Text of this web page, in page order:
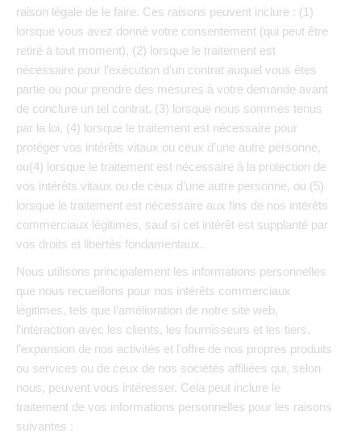
raison légale de le faire. Ces raisons peuvent inclure : (1)
lorsque vous avez donné votre consentement (qui peut être
retiré à tout moment), (2) lorsque le traitement est
nécessaire pour l’exécution d’un contrat auquel vous êtes
partie ou pour prendre des mesures à votre demande avant
de conclure un tel contrat, (3) lorsque nous sommes tenus
par la loi, (4) lorsque le traitement est nécessaire pour
protéger vos intérêts vitaux ou ceux d’une autre personne,
ou(4) lorsque le traitement est nécessaire à la protection de
vos intérêts vitaux ou de ceux d’une autre personne, ou (5)
lorsque le traitement est nécessaire aux fins de nos intérêts
commerciaux légitimes, sauf si cet intérêt est supplanté par
vos droits et libertés fondamentaux.
Nous utilisons principalement les informations personnelles
que nous recueillons pour nos intérêts commerciaux
légitimes, tels que l’amélioration de notre site web,
l’interaction avec les clients, les fournisseurs et les tiers,
l’expansion de nos activités et l’offre de nos propres produits
ou services ou de ceux de nos sociétés affiliées qui, selon
nous, peuvent vous intéresser. Cela peut inclure le
traitement de vos informations personnelles pour les raisons
suivantes :